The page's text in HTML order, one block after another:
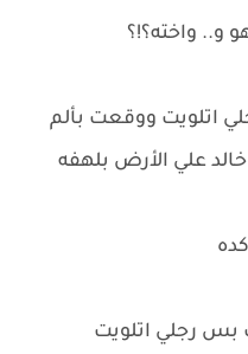
و.. واخته؟!؟
اتلويت ووقعت بألم
علي الأرض بلهفه
رجلي اتلويت